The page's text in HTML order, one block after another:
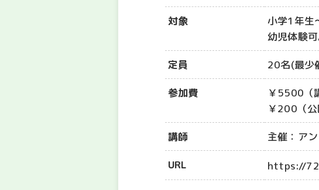
対象
小学1年生
幼児体験
定員 20名(最少
参加費
￥5500（
￥200（
講師 主催：ア
URL https://